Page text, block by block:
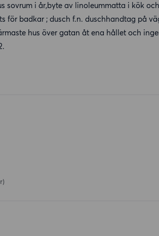
sovrum i år,byte av linoleummatta i kök
för badkar ; dusch f.n. duschhandtag på
hus över gatan åt ena hållet och